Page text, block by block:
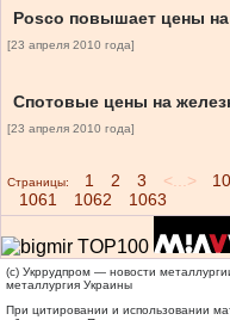
Posco повышает цены на
[23 апреля 2010 года]
Спотовые цены на
[23 апреля 2010 года]
Страницы: 1 2 3 <...>
1061
1062 1063
(c) Укррудпром — новости
металлургия Украины
При цитировании и использовании